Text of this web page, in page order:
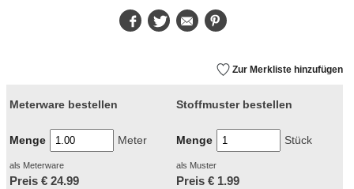
FacebookTwitter E-
Mail
Zur Merkliste hinzufügen
Meterware bestellen
Menge Meter
als Meterware
Preis € 24.99
Stoffmuster bestellen
Menge Stück
als Muster
Preis € 1.99